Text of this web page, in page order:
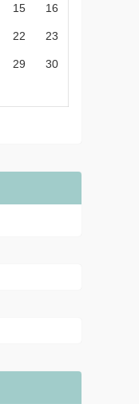
15 16
22 23
29 30